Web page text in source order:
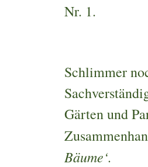
Nr. 1.
Schlimmer
Gärten und
Bäume‘.